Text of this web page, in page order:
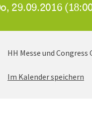
29.09.2016
HH Messe und
Im Kalender speichern